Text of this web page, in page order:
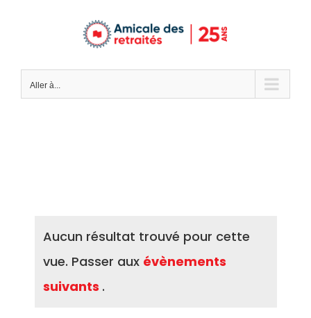
Aller à...
Aucun résultat trouvé pour cette
vue. Passer aux évènements
suivants .